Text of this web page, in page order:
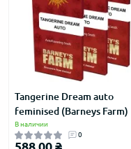
Tangerine Dream auto
feminised (Barneys Farm)
В наличии
0
588.00 ₴